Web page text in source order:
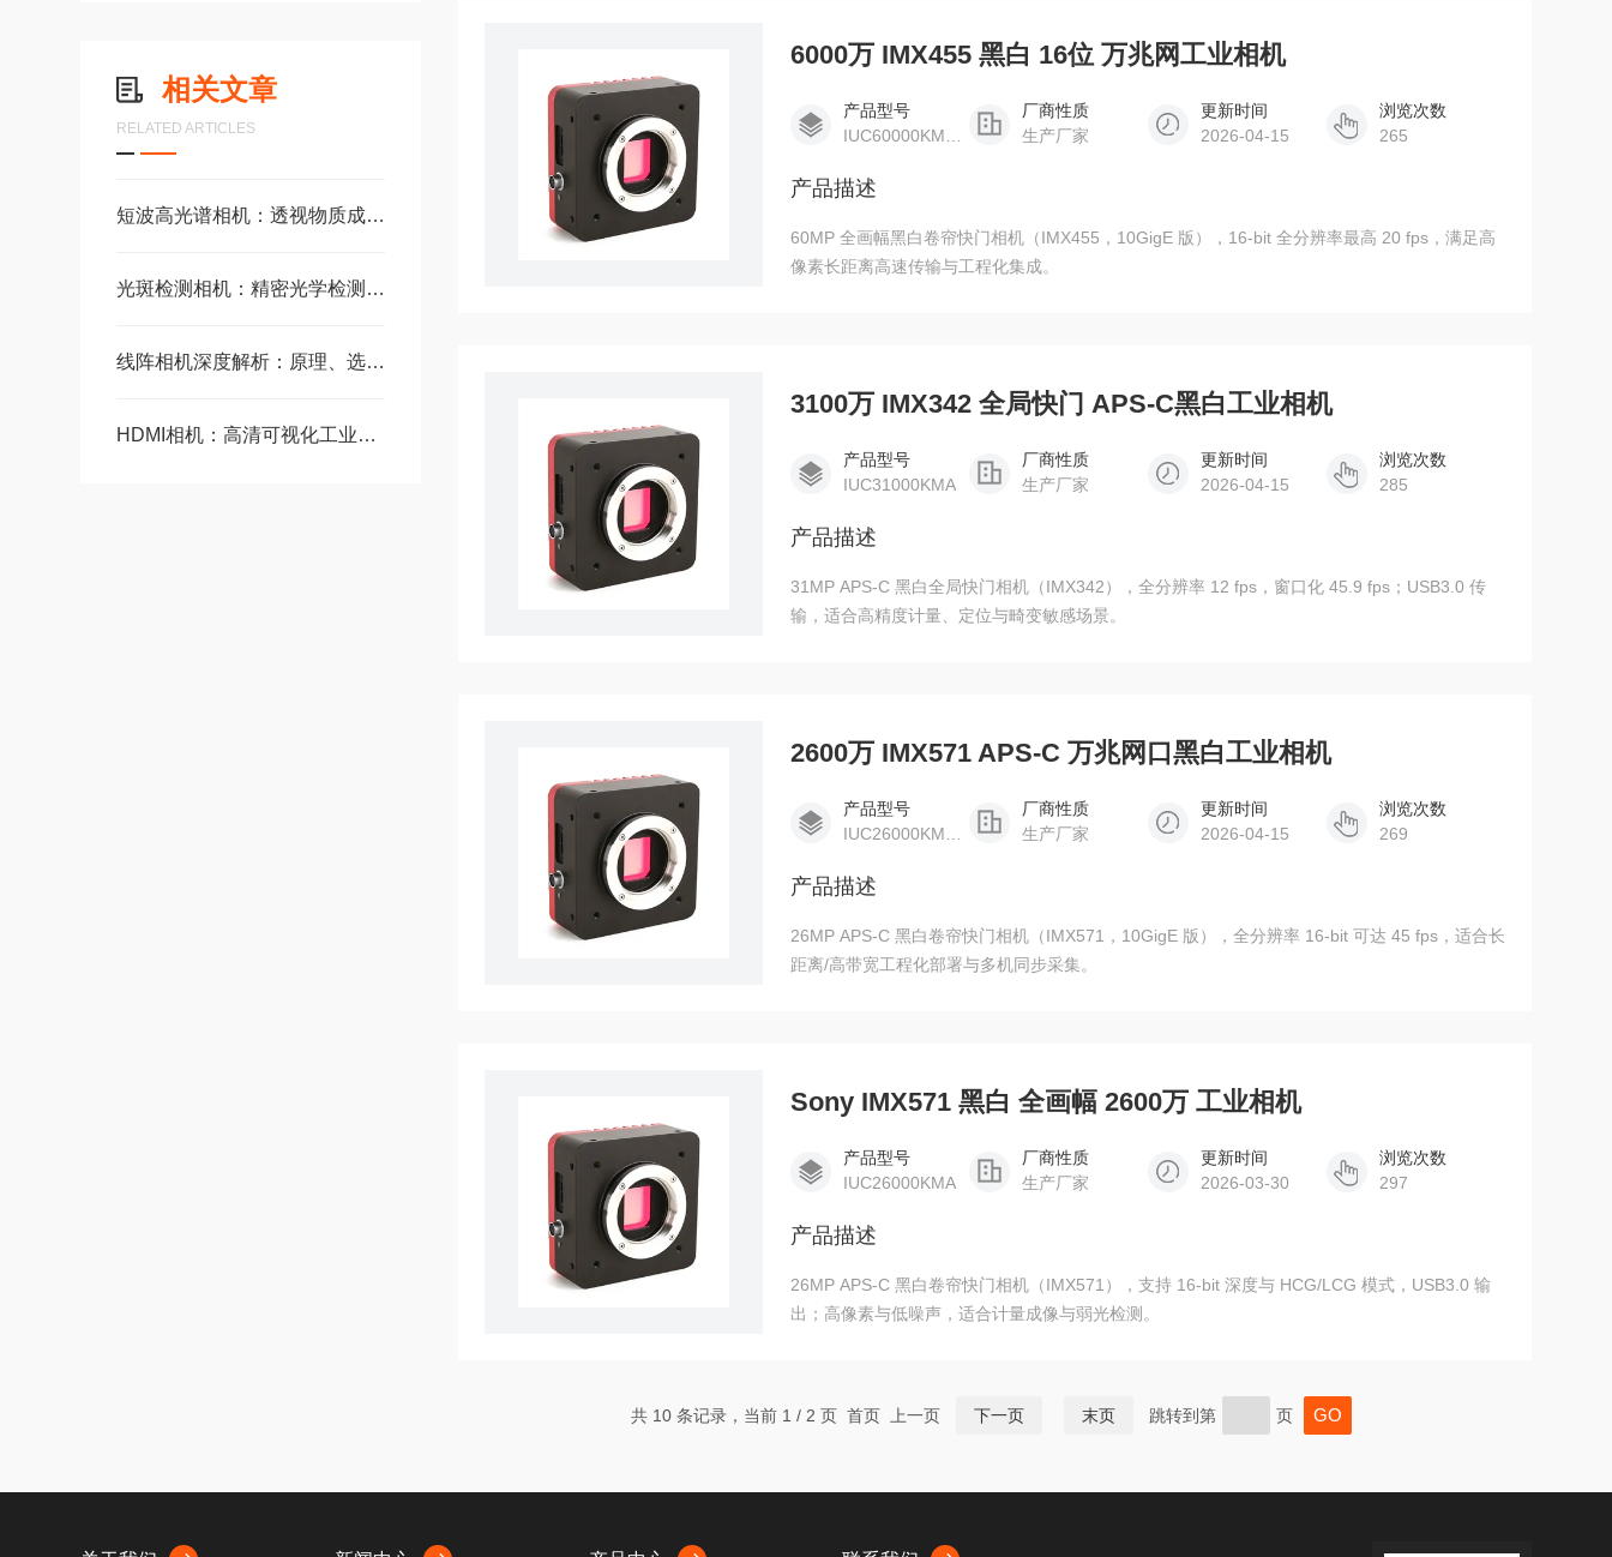
相关文章
RELATED ARTICLES
短波高光谱相机：透视物质成分的“黑科技”
光斑检测相机：精密光学检测的核心视觉设备
线阵相机深度解析：原理、选型与工业应用全攻略
HDMI相机：高清可视化工业成像设备
6000万 IMX455 黑白 16位 万兆网工业相机
产品型号
厂商性质
生产厂家
更新时间
2026-04-15
浏览次数
265
产品描述
60MP 全画幅黑白卷帘快门相机（IMX455，10GigE 版），16-bit 全分辨率最高 20 fps，满足高
像素长距离高速传输与工程化集成。
3100万 IMX342 全局快门 APS-C黑白工业相机
产品型号
IUC31000KMA
厂商性质
生产厂家
更新时间
2026-04-15
浏览次数
285
产品描述
31MP APS-C 黑白全局快门相机（IMX342），全分辨率 12 fps，窗口化 45.9 fps；USB3.0 传
输，适合高精度计量、定位与畸变敏感场景。
2600万 IMX571 APS-C 万兆网口黑白工业相机
产品型号
厂商性质
生产厂家
更新时间
2026-04-15
浏览次数
269
产品描述
26MP APS-C 黑白卷帘快门相机（IMX571，10GigE 版），全分辨率 16-bit 可达 45 fps，适合长
距离/高带宽工程化部署与多机同步采集。
Sony IMX571 黑白 全画幅 2600万 工业相机
产品型号
IUC26000KMA
厂商性质
生产厂家
更新时间
2026-03-30
浏览次数
297
产品描述
26MP APS-C 黑白卷帘快门相机（IMX571），支持 16-bit 深度与 HCG/LCG 模式，USB3.0 输
出；高像素与低噪声，适合计量成像与弱光检测。
共 10 条记录，当前 1 / 2 页 首页 上一页 下一页 末页 跳转到第 页